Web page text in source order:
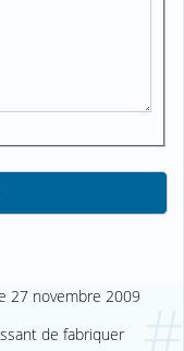
27 novembre 2009
de fabriquer